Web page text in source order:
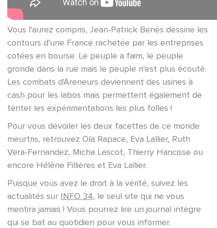
Vous l'aurez compris, Jean-Patrick Benès dessine les
contours d'une France rachetée par les entreprises
cotées en bourse. Le peuple a faim, le peuple
gronde dans la rue mais le peuple n'est plus écouté.
Les combats d'Areneurs deviennent des usines à
cash pour les labos mais permettent également de
tenter les expérimentations les plus folles !
Pour vous dévoiler les deux facettes de ce monde
meurtris, retrouvez Ola Rapace, Eva Lallier, Ruth
Vera-Fernandez, Micha Lescot, Thierry Hancisse ou
encore Hélène Fillières et Eva Lallier.
Puisque vous avez le droit à la vérité, suivez les
actualités sur INFO 34, le seul site qui ne vous
mentira jamais ! Vous pourrez lire un journal intègre
qui se bat au quotidien pour vous informer.